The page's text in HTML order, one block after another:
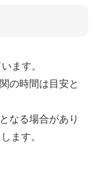
ます。
の時間は目安と
なる場合があり
ます。